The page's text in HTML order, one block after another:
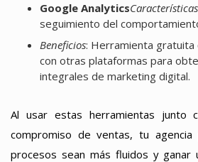
Google AnalyticsCaracterísticas
seguimiento del
Beneficios: Herramienta gratuita
con otras plataformas para
integrales de marketing digital.
Al usar estas herramientas junto
compromiso de ventas, tu
procesos sean más fluidos y ganar